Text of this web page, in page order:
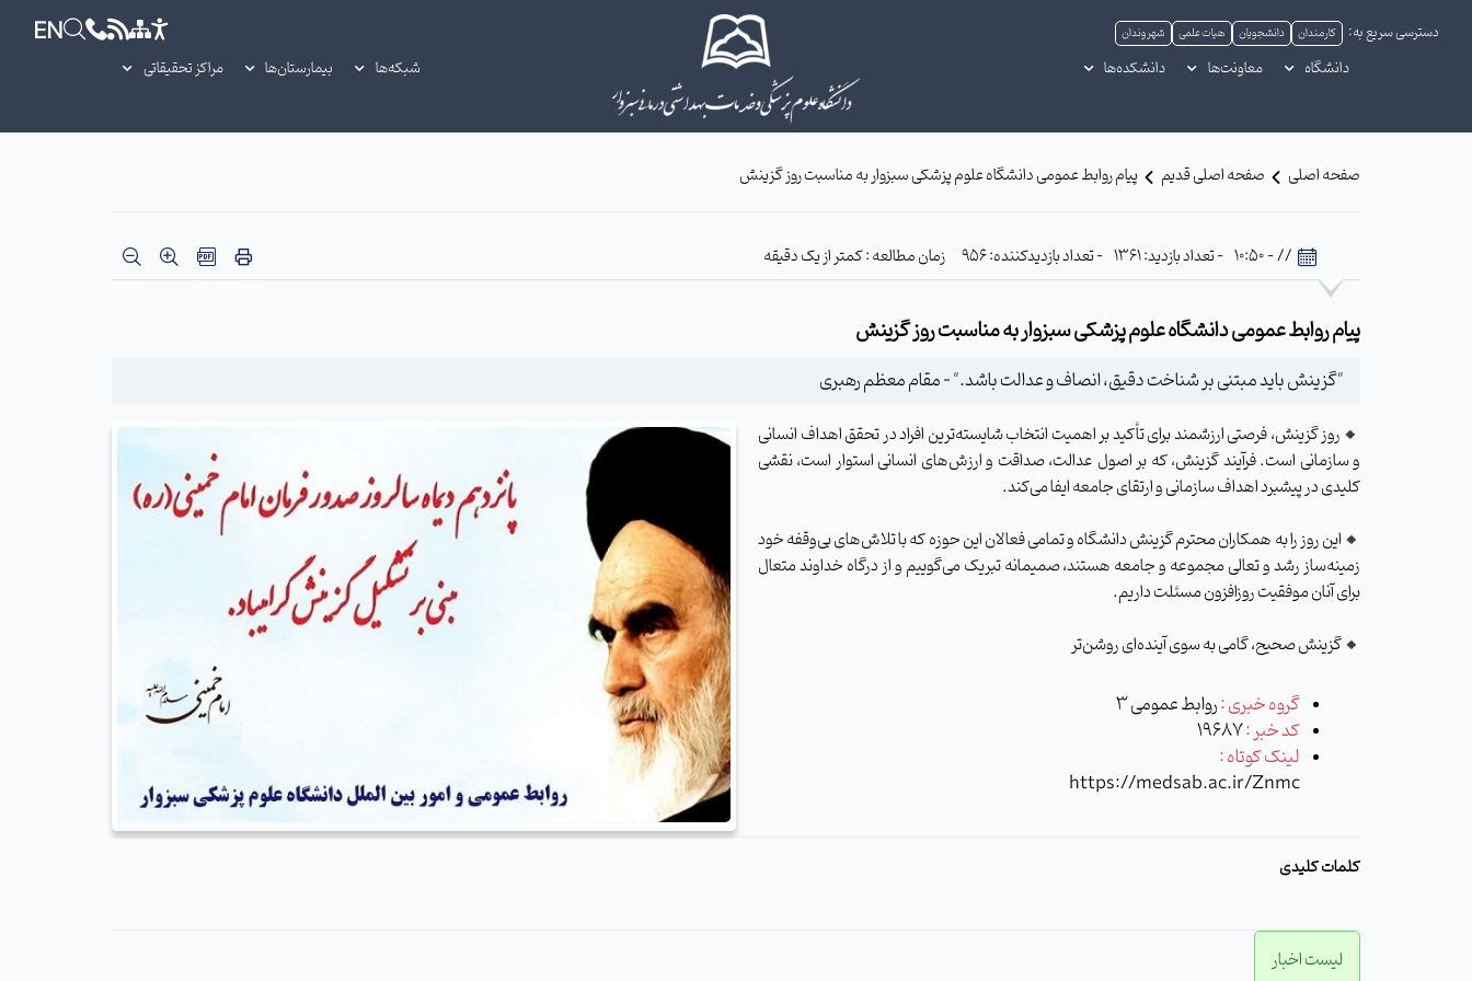
دسترسی سریع به: کارمندان دانشجویان هیات علمی شهروندان EN
دانشگاه معاونت‌ها دانشکده‌ها شبکه‌ها بیمارستان‌ها مراکز تحقیقاتی
صفحه اصلی صفحه اصلی قدیم پیام روابط عمومی دانشگاه علوم پزشکی سبزوار به مناسبت روز گزینش
// - 10:50 - تعداد بازدید: 1361 - تعداد بازدیدکننده: 956 زمان مطالعه : کمتر از یک دقیقه
پیام روابط عمومی دانشگاه علوم پزشکی سبزوار به مناسبت روز گزینش
"گزینش باید مبتنی بر شناخت دقیق، انصاف و عدالت باشد." - مقام معظم رهبری
🔸 روز گزینش، فرصتی ارزشمند برای تأکید بر اهمیت انتخاب شایسته‌ترین افراد در تحقق اهداف انسانی
و سازمانی است. فرآیند گزینش، که بر اصول عدالت، صداقت و ارزش‌های انسانی استوار است، نقشی
کلیدی در پیشبرد اهداف سازمانی و ارتقای جامعه ایفا می‌کند.
🔸 این روز را به همکاران محترم گزینش دانشگاه و تمامی فعالان این حوزه که با تلاش‌های بی‌وقفه خود
زمینه‌ساز رشد و تعالی مجموعه و جامعه هستند، صمیمانه تبریک می‌گوییم و از درگاه خداوند متعال
برای آنان موفقیت روزافزون مسئلت داریم.
🔸 گزینش صحیح، گامی به سوی آینده‌ای روشن‌تر
گروه خبری :روابط عمومی 3
کد خبر :19687
لینک کوتاه :
https://medsab.ac.ir/Znmc
کلمات کلیدی
لیست اخبار